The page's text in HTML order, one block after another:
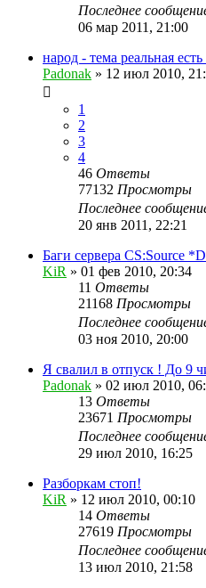
Последнее
06 мар 2011, 21:00
народ - тема реальная
Padonak » 12 июл 2010,
1
2
3
4
46 Ответы
77132 Просмотры
Последнее
20 янв 2011, 22:21
Баги сервера CS:Source
KiR » 01 фев 2010, 20:34
11 Ответы
21168 Просмотры
Последнее
03 ноя 2010, 20:00
Я свалил в отпуск ! До 9
Padonak » 02 июл 2010,
13 Ответы
23671 Просмотры
Последнее
29 июл 2010, 16:25
Разборкам стоп!
KiR » 12 июл 2010, 00:10
14 Ответы
27619 Просмотры
Последнее
13 июл 2010, 21:58